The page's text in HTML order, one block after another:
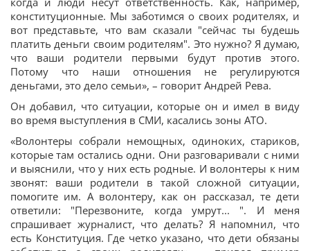
конституционные. Мы заботимся о своих родителях, и
вот представьте, что вам сказали "сейчас ты будешь
платить деньги своим родителям". Это нужно? Я думаю,
что ваши родители первыми будут против этого.
Потому что наши отношения не регулируются
деньгами, это дело семьи», – говорит Андрей Рева.
Он добавил, что ситуации, которые он и имел в виду
во время выступления в СМИ, касались зоны АТО.
«Волонтеры собрали немощных, одиноких, стариков,
которые там остались одни. Они разговаривали с ними
и выяснили, что у них есть родные. И волонтеры к ним
звонят: ваши родители в такой сложной ситуации,
помогите им. А волонтеру, как он рассказал, те дети
ответили: "Перезвоните, когда умрут... ". И меня
спрашивает журналист, что делать? Я напомнил, что
есть Конституция. Где четко указано, что дети обязаны